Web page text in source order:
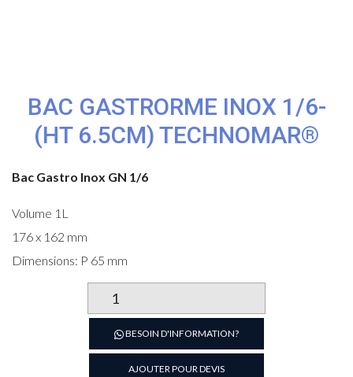
BAC GASTRORME INOX 1/6-
(HT 6.5CM) TECHNOMAR®
Bac Gastro Inox GN 1/6
Volume 1L
176 x 162 mm
Dimensions: P 65 mm
de
BAC
GASTRORME
INOX
BESOIN D'INFORMATION?
AJOUTER POUR DEVIS